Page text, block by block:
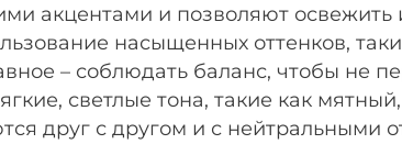
акцентами и позволяют освежить
насыщенных оттенков,
– соблюдать баланс, чтобы не
светлые тона, такие как
друг с другом и с нейтральными